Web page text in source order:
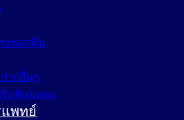
งซอกฟัน
ากอื่นๆ
บฟันปลอม
พทย์